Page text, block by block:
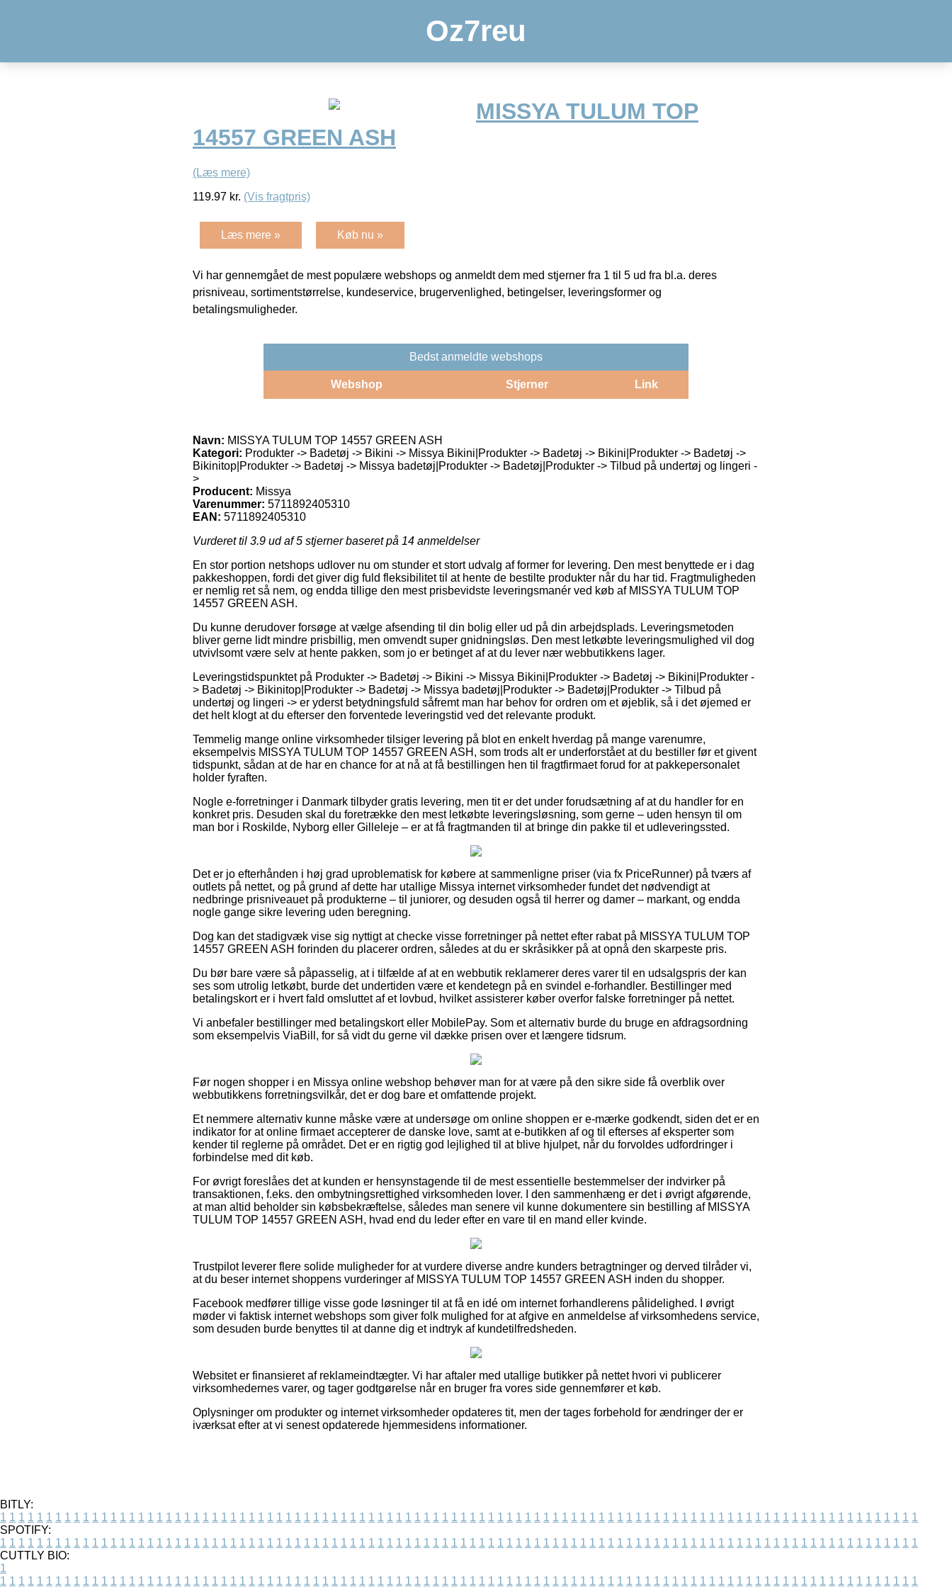
Oz7reu
MISSYA TULUM TOP
14557 GREEN ASH
(Læs mere)
119.97 kr. (Vis fragtpris)
Læs mere » Køb nu »
Vi har gennemgået de mest populære webshops og anmeldt dem med stjerner fra 1 til 5 ud fra bl.a. deres
prisniveau, sortimentstørrelse, kundeservice, brugervenlighed, betingelser, leveringsformer og
betalingsmuligheder.
Bedst anmeldte webshops
Webshop Stjerner Link
Navn: MISSYA TULUM TOP 14557 GREEN ASH
Kategori: Produkter -> Badetøj -> Bikini -> Missya Bikini|Produkter -> Badetøj -> Bikini|Produkter -> Badetøj ->
Bikinitop|Produkter -> Badetøj -> Missya badetøj|Produkter -> Badetøj|Produkter -> Tilbud på undertøj og lingeri -
>
Producent: Missya
Varenummer: 5711892405310
EAN: 5711892405310
Vurderet til 3.9 ud af 5 stjerner baseret på 14 anmeldelser
En stor portion netshops udlover nu om stunder et stort udvalg af former for levering. Den mest benyttede er i dag
pakkeshoppen, fordi det giver dig fuld fleksibilitet til at hente de bestilte produkter når du har tid. Fragtmuligheden
er nemlig ret så nem, og endda tillige den mest prisbevidste leveringsmanér ved køb af MISSYA TULUM TOP
14557 GREEN ASH.
Du kunne derudover forsøge at vælge afsending til din bolig eller ud på din arbejdsplads. Leveringsmetoden
bliver gerne lidt mindre prisbillig, men omvendt super gnidningsløs. Den mest letkøbte leveringsmulighed vil dog
utvivlsomt være selv at hente pakken, som jo er betinget af at du lever nær webbutikkens lager.
Leveringstidspunktet på Produkter -> Badetøj -> Bikini -> Missya Bikini|Produkter -> Badetøj -> Bikini|Produkter -
> Badetøj -> Bikinitop|Produkter -> Badetøj -> Missya badetøj|Produkter -> Badetøj|Produkter -> Tilbud på
undertøj og lingeri -> er yderst betydningsfuld såfremt man har behov for ordren om et øjeblik, så i det øjemed er
det helt klogt at du efterser den forventede leveringstid ved det relevante produkt.
Temmelig mange online virksomheder tilsiger levering på blot en enkelt hverdag på mange varenumre,
eksempelvis MISSYA TULUM TOP 14557 GREEN ASH, som trods alt er underforstået at du bestiller før et givent
tidspunkt, sådan at de har en chance for at nå at få bestillingen hen til fragtfirmaet forud for at pakkepersonalet
holder fyraften.
Nogle e-forretninger i Danmark tilbyder gratis levering, men tit er det under forudsætning af at du handler for en
konkret pris. Desuden skal du foretrække den mest letkøbte leveringsløsning, som gerne – uden hensyn til om
man bor i Roskilde, Nyborg eller Gilleleje – er at få fragtmanden til at bringe din pakke til et udleveringssted.
Det er jo efterhånden i høj grad uproblematisk for købere at sammenligne priser (via fx PriceRunner) på tværs af
outlets på nettet, og på grund af dette har utallige Missya internet virksomheder fundet det nødvendigt at
nedbringe prisniveauet på produkterne – til juniorer, og desuden også til herrer og damer – markant, og endda
nogle gange sikre levering uden beregning.
Dog kan det stadigvæk vise sig nyttigt at checke visse forretninger på nettet efter rabat på MISSYA TULUM TOP
14557 GREEN ASH forinden du placerer ordren, således at du er skråsikker på at opnå den skarpeste pris.
Du bør bare være så påpasselig, at i tilfælde af at en webbutik reklamerer deres varer til en udsalgspris der kan
ses som utrolig letkøbt, burde det undertiden være et kendetegn på en svindel e-forhandler. Bestillinger med
betalingskort er i hvert fald omsluttet af et lovbud, hvilket assisterer køber overfor falske forretninger på nettet.
Vi anbefaler bestillinger med betalingskort eller MobilePay. Som et alternativ burde du bruge en afdragsordning
som eksempelvis ViaBill, for så vidt du gerne vil dække prisen over et længere tidsrum.
Før nogen shopper i en Missya online webshop behøver man for at være på den sikre side få overblik over
webbutikkens forretningsvilkår, det er dog bare et omfattende projekt.
Et nemmere alternativ kunne måske være at undersøge om online shoppen er e-mærke godkendt, siden det er en
indikator for at online firmaet accepterer de danske love, samt at e-butikken af og til efterses af eksperter som
kender til reglerne på området. Det er en rigtig god lejlighed til at blive hjulpet, når du forvoldes udfordringer i
forbindelse med dit køb.
For øvrigt foreslåes det at kunden er hensynstagende til de mest essentielle bestemmelser der indvirker på
transaktionen, f.eks. den ombytningsrettighed virksomheden lover. I den sammenhæng er det i øvrigt afgørende,
at man altid beholder sin købsbekræftelse, således man senere vil kunne dokumentere sin bestilling af MISSYA
TULUM TOP 14557 GREEN ASH, hvad end du leder efter en vare til en mand eller kvinde.
Trustpilot leverer flere solide muligheder for at vurdere diverse andre kunders betragtninger og derved tilråder vi,
at du beser internet shoppens vurderinger af MISSYA TULUM TOP 14557 GREEN ASH inden du shopper.
Facebook medfører tillige visse gode løsninger til at få en idé om internet forhandlerens pålidelighed. I øvrigt
møder vi faktisk internet webshops som giver folk mulighed for at afgive en anmeldelse af virksomhedens service,
som desuden burde benyttes til at danne dig et indtryk af kundetilfredsheden.
Websitet er finansieret af reklameindtægter. Vi har aftaler med utallige butikker på nettet hvori vi publicerer
virksomhedernes varer, og tager godtgørelse når en bruger fra vores side gennemfører et køb.
Oplysninger om produkter og internet virksomheder opdateres tit, men der tages forbehold for ændringer der er
iværksat efter at vi senest opdaterede hjemmesidens informationer.
BITLY:
1 1 1 1 1 1 1 1 1 1 1 1 1 1 1 1 1 1 1 1 1 1 1 1 1 1 1 1 1 1 1 1 1 1 1 1 1 1 1 1 1 1 1 1 1 1 1 1 1 1 1 1 1 1 1 1 1 1 1 1 1 1 1 1 1 1 1 1 1 1 1 1 1 1 1 1 1 1 1 1 1 1 1 1 1 1 1 1 1 1 1 1 1 1 1 1 1 1 1 1
SPOTIFY:
1 1 1 1 1 1 1 1 1 1 1 1 1 1 1 1 1 1 1 1 1 1 1 1 1 1 1 1 1 1 1 1 1 1 1 1 1 1 1 1 1 1 1 1 1 1 1 1 1 1 1 1 1 1 1 1 1 1 1 1 1 1 1 1 1 1 1 1 1 1 1 1 1 1 1 1 1 1 1 1 1 1 1 1 1 1 1 1 1 1 1 1 1 1 1 1 1 1 1 1
CUTTLY BIO:
1
1 1 1 1 1 1 1 1 1 1 1 1 1 1 1 1 1 1 1 1 1 1 1 1 1 1 1 1 1 1 1 1 1 1 1 1 1 1 1 1 1 1 1 1 1 1 1 1 1 1 1 1 1 1 1 1 1 1 1 1 1 1 1 1 1 1 1 1 1 1 1 1 1 1 1 1 1 1 1 1 1 1 1 1 1 1 1 1 1 1 1 1 1 1 1 1 1 1 1 1